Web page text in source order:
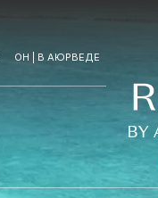
ОН | В АЮРВЕДЕ